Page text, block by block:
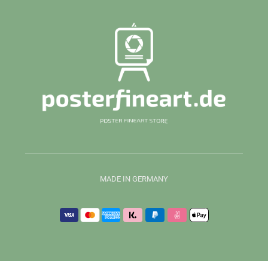
MADE IN GERMANY